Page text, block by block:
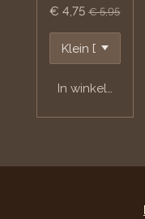
€ 4,75 € 5,95
In winkelwagen